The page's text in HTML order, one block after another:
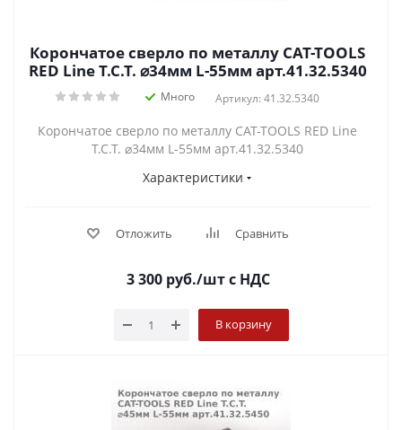
Корончатое сверло по металлу CAT-TOOLS
RED Line T.C.T. ⌀34мм L-55мм арт.41.32.5340
Много Артикул: 41.32.5340
Корончатое сверло по металлу CAT-TOOLS RED Line
T.C.T. ⌀34мм L-55мм арт.41.32.5340
Характеристики
Отложить Сравнить
3 300руб./штс НДС
В корзину